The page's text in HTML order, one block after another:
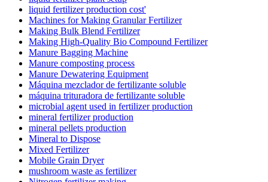
liquid fertilizer production cost'
Machines for Making Granular Fertilizer
Making Bulk Blend Fertilizer
Making High-Quality Bio Compound Fertilizer
Manure Bagging Machine
Manure composting process
Manure Dewatering Equipment
Máquina mezclador de fertilizante soluble
máquina trituradora de fertilizante soluble
microbial agent used in fertilizer production
mineral fertilizer production
mineral pellets production
Mineral to Dispose
Mixed Fertilizer
Mobile Grain Dryer
mushroom waste as fertilizer